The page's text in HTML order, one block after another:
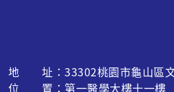
地 址：33302桃園市龜山區
位 置：第一醫學大樓十一樓